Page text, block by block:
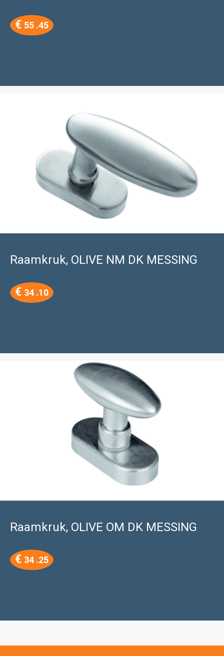
€ 55 .45
Raamkruk, OLIVE NM DK MESSING
€ 34 .10
Raamkruk, OLIVE OM DK MESSING
€ 34 .25